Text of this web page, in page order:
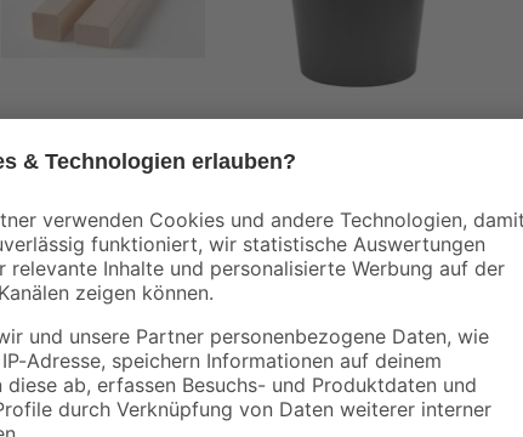
binderholz
Latte sägerau 2000 x
1,78 €
0,89 € / Meter
1,69 €